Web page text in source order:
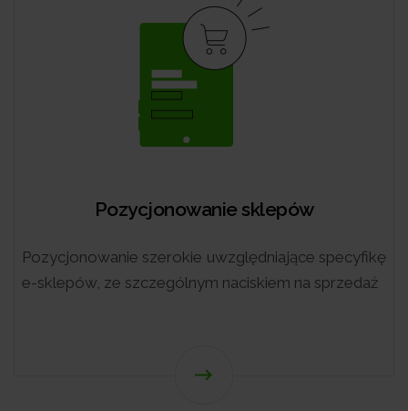
Pozycjonowanie mobilne
Zobacz, jak pozycje w mobilnych
wyszukiwania wpłyną na pozyskanie